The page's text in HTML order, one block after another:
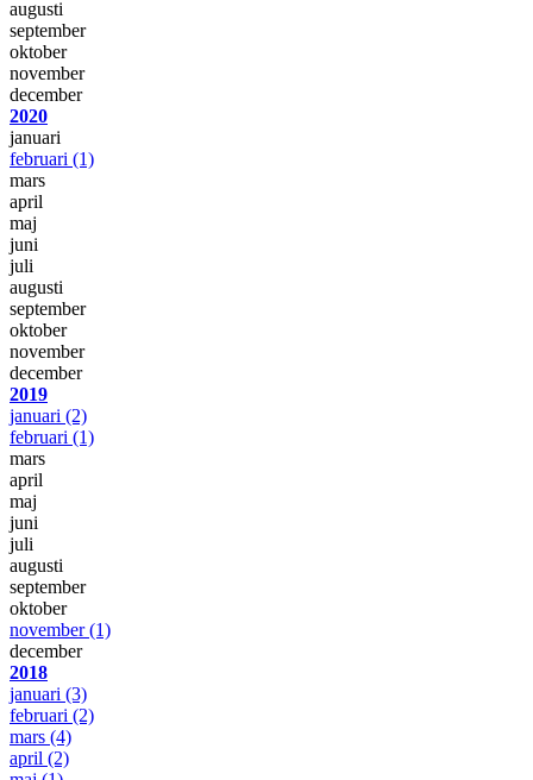
augusti
september
oktober
november
december
2020
januari
februari (1)
mars
april
maj
juni
juli
augusti
september
oktober
november
december
2019
januari (2)
februari (1)
mars
april
maj
juni
juli
augusti
september
oktober
november(1)
december
2018
januari (3)
februari (2)
mars (4)
april (2)